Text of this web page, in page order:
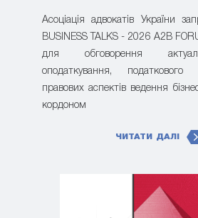
Асоціація адвокатів України
BUSINESS TALKS - 2026 A2B
для обговорення
оподаткування,
правових аспектів ведення
кордоном
ЧИТАТИ ДАЛІ